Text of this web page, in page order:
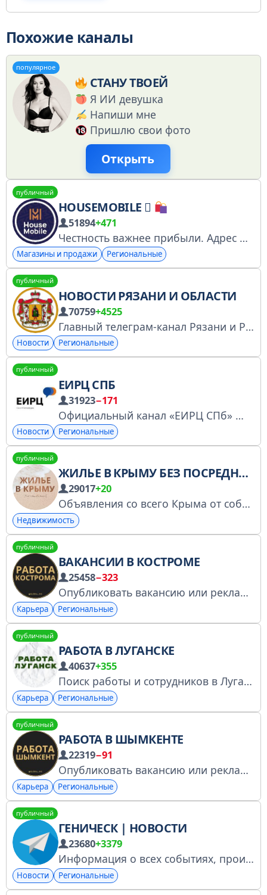
Похожие каналы
популярное
СТАНУ ТВОЕЙ
Я ИИ девушка
Напиши мне
Пришлю свои фото
Открыть
публичный
HOUSEMOBILE 
51894+471
Честность важнее прибыли. Адрес Фергана
Магазины и продажи Региональные
публичный
НОВОСТИ РЯЗАНИ И ОБЛАСТИ
70759+4525
Главный телеграм-канал Рязани и Рязанской Области! Пригласить друзей: https://t.me/+wneHn3gA7m9iNjYy Поделиться новостью: @Andry_SMI Купить рекламу: @ADV_SMI Купить через биржу: https://telega.in/c/ryazan_smi https://clck.ru/3FS4te
Новости Региональные
публичный
ЕИРЦ СПБ
31923−171
Официальный канал «ЕИРЦ СПб»
Новости Региональные
публичный
ЖИЛЬЕ В КРЫМУ БЕЗ ПОСРЕДНИКОВ
29017+20
Объявления со всего Крыма от собственников. Гостевые дома, отели, частный сектор, квартиры на сезон 2026 Размещение объявлений/реклама: @levinamur ВК: vk.com/rentcrimea_bp Реклама для юрлиц: https://telega.in/c/rentcrimea
Недвижимость
публичный
ВАКАНСИИ В КОСТРОМЕ
25458−323
Опубликовать вакансию или рекламу: @global_man (Среднее время ответа 2 минуты)
Карьера Региональные
публичный
РАБОТА В ЛУГАНСКЕ
40637+355
Поиск работы и сотрудников в Луганске. По вопросам рекламы и размещений обращаться
Карьера Региональные
публичный
РАБОТА В ШЫМКЕНТЕ
22319−91
Опубликовать вакансию или рекламу: @global_managerEU (среднее время ответа 2 минуты)
Карьера Региональные
публичный
ГЕНИЧЕСК | НОВОСТИ
23680+3379
Информация о всех событиях, происходящих в Геническе. По рекламе: @anna_rego РКН 6649004792
Новости Региональные